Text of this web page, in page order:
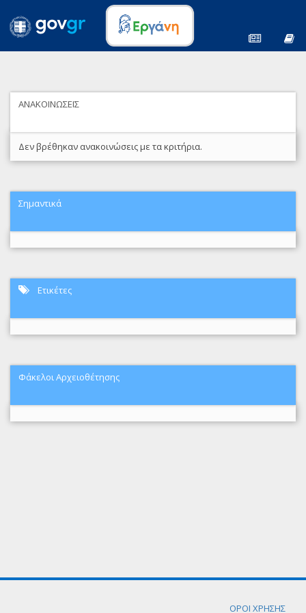
ΑΝΑΚΟΙΝΩΣΕΙΣ
Δεν βρέθηκαν ανακοινώσεις με τα κριτήρια.
Σημαντικά
Ετικέτες
Φάκελοι Αρχειοθέτησης
ΟΡΟΙ ΧΡΗΣΗΣ